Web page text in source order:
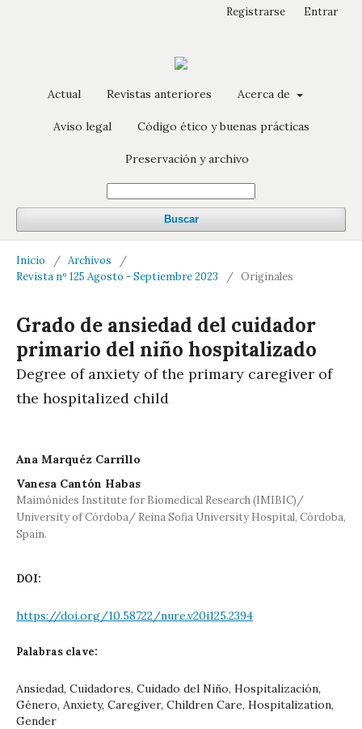
Actual Revistas anteriores Acerca de
Aviso legal Código ético y buenas prácticas
Preservación y archivo
Buscar
Registrarse Entrar
Inicio / Archivos
/
Revista nº 125 Agosto - Septiembre 2023
/ Originales
Grado de ansiedad del cuidador
primario del niño hospitalizado
Degree of anxiety of the primary caregiver of
the hospitalized child
Ana Marquéz Carrillo
Vanesa Cantón Habas
Maimónides Institute for Biomedical Research (IMIBIC)/
University of Córdoba/ Reina Sofia University Hospital, Córdoba,
Spain.
DOI:
https://doi.org/10.58722/nure.v20i125.2394
Palabras clave:
Ansiedad, Cuidadores, Cuidado del Niño, Hospitalización,
Género, Anxiety, Caregiver, Children Care, Hospitalization,
Gender